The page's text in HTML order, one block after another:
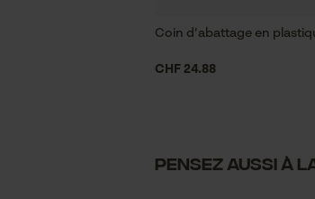
Coin d’abattage en
CHF 24.88
Pensez aussi à